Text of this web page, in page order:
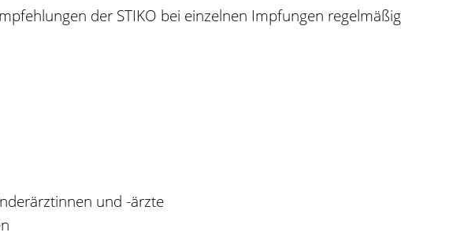
der STIKO bei einzelnen Impfungen regelmäßig
und -ärzte